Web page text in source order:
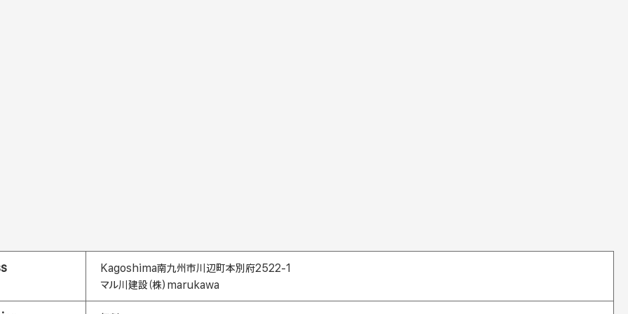
Kagoshima南九州市川辺町本別府2522-1
マル川建設（株）marukawa